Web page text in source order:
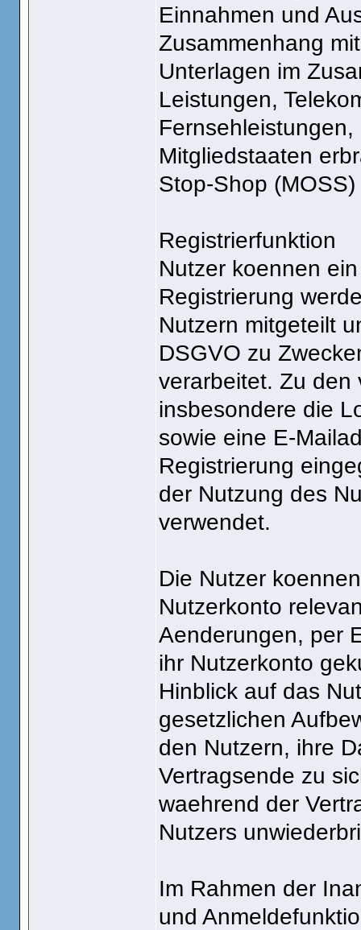
Einnahmen und
Zusammenhang
Unterlagen im
Leistungen,
Mitgliedstaaten
Stop-Shop
Registrierfunktion
Nutzer koennen
Registrierung
Nutzern mitgeteilt
DSGVO zu
verarbeitet. Zu den
insbesondere die
sowie eine E-
Registrierung
der Nutzung des
verwendet.
Die Nutzer
Nutzerkonto
Aenderungen, per
ihr Nutzerkonto
Hinblick auf das
gesetzlichen
den Nutzern, ihre
Vertragsende zu
waehrend der
Nutzers
Im Rahmen der
und